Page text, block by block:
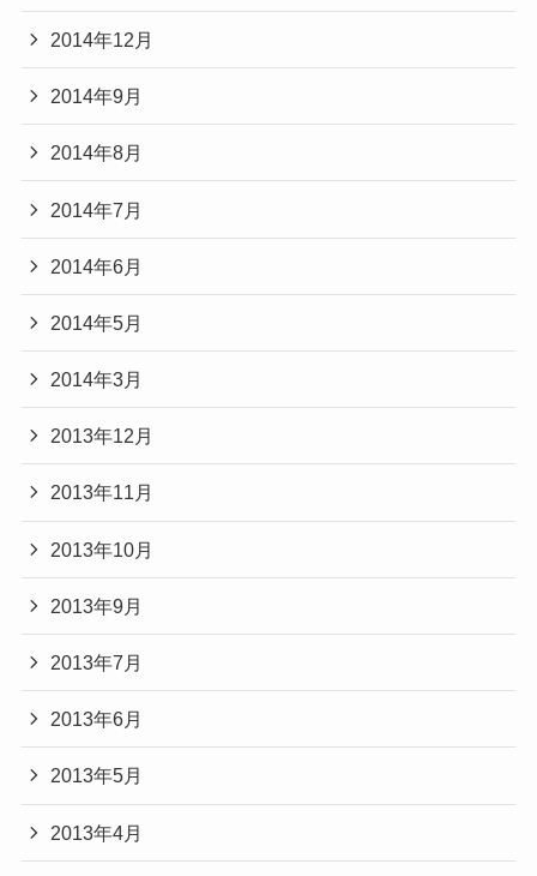
2014年12月
2014年9月
2014年8月
2014年7月
2014年6月
2014年5月
2014年3月
2013年12月
2013年11月
2013年10月
2013年9月
2013年7月
2013年6月
2013年5月
2013年4月